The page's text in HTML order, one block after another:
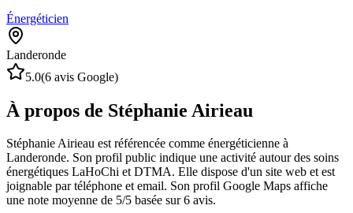
Énergéticien
Landeronde
5.0(6 avis Google)
À propos de Stéphanie Airieau
Stéphanie Airieau est référencée comme énergéticienne à
Landeronde. Son profil public indique une activité autour des soins
énergétiques LaHoChi et DTMA. Elle dispose d'un site web et est
joignable par téléphone et email. Son profil Google Maps affiche
une note moyenne de 5/5 basée sur 6 avis.